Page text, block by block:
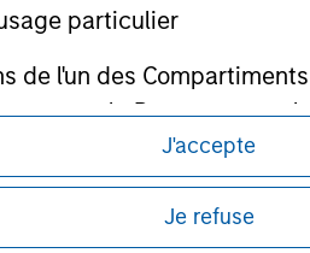
particulier
de l'un des
le Rapport
Web sont, à la
à la réalité et ne
aucune garantie
J'accepte
Je refuse
conditions d’utilisation avant
et réglementaires